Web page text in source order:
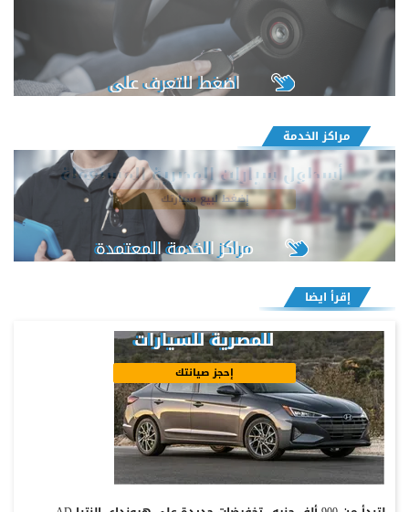
اضغط للتعرف على
أسطول سيارات المصرية المستعملة
إضغط لبيع سيارتك
مراكز الخدمة
مراكز الخدمة المعتمدة
للمصرية للسيارات
إحجز صيانتك
إقرأ ايضا